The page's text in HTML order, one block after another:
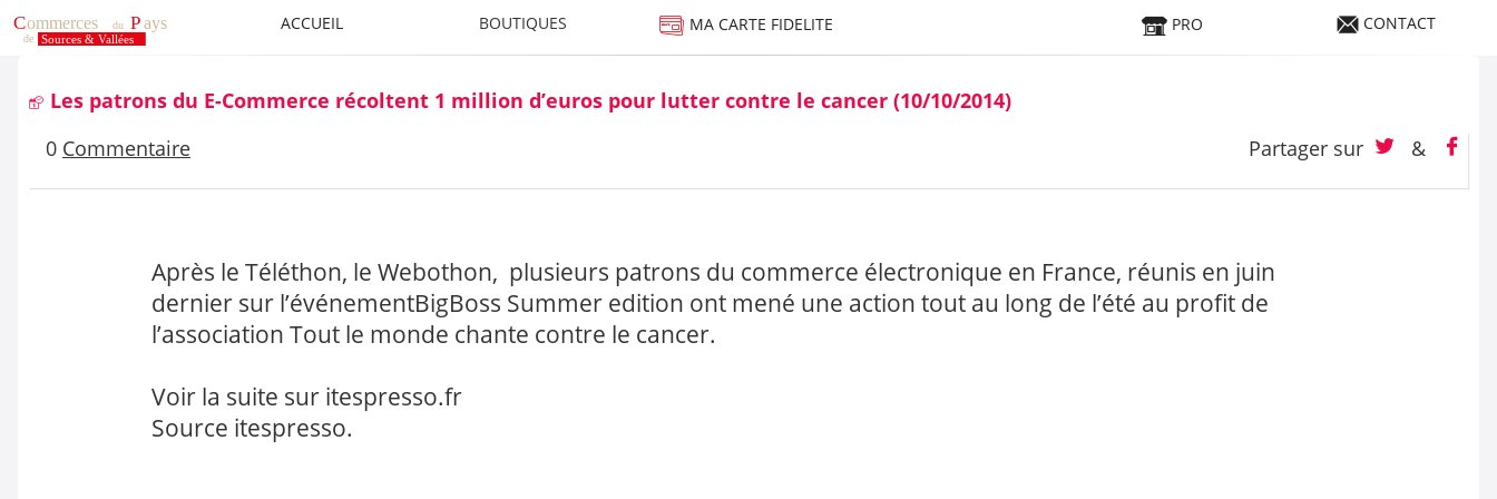
ACCUEIL BOUTIQUES MA CARTE FIDELITE PRO CONTACT
Les patrons du E-Commerce récoltent 1 million d’euros pour lutter contre le cancer (10/10/2014)
0 Commentaire Partager sur &
Après le Téléthon, le Webothon, plusieurs patrons du commerce électronique en France, réunis en juin
dernier sur l’événementBigBoss Summer edition ont mené une action tout au long de l’été au profit de
l’association Tout le monde chante contre le cancer.
Voir la suite sur itespresso.fr
Source itespresso.